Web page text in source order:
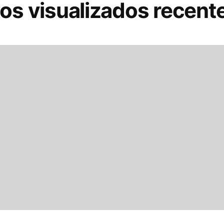
visualizados